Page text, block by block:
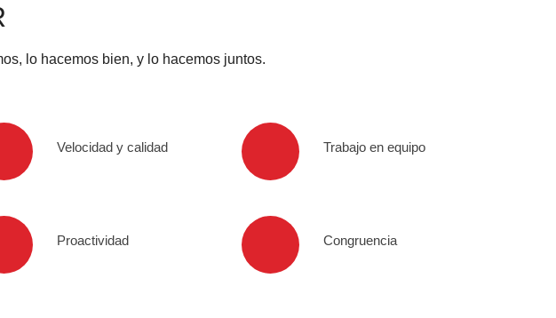
lo hacemos bien, y lo hacemos juntos.
Velocidad y calidad Trabajo en equipo
Proactividad Congruencia